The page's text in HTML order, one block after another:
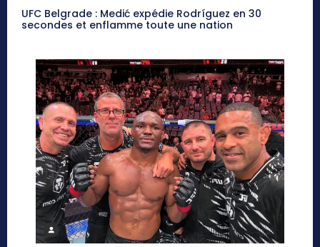
UFC Belgrade : Medić expédie Rodríguez en 30
secondes et enflamme toute une nation